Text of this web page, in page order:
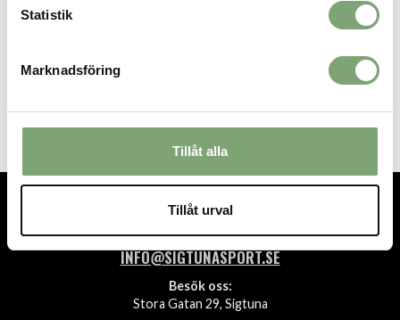
Statistik
Marknadsföring
Tillåt alla
Tillåt urval
Casall Yoga Mat Essential
Balance 4mm - Light Cashmere
399 KR
TEL.08-592 512 13
INFO@SIGTUNASPORT.SE
Besök oss:
Stora Gatan 29, Sigtuna